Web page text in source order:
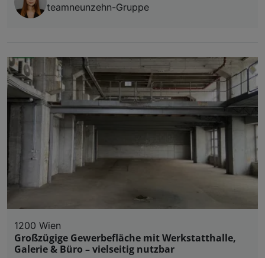
teamneunzehn-Gruppe
1200 Wien
Großzügige Gewerbefläche mit Werkstatthalle,
Galerie & Büro – vielseitig nutzbar